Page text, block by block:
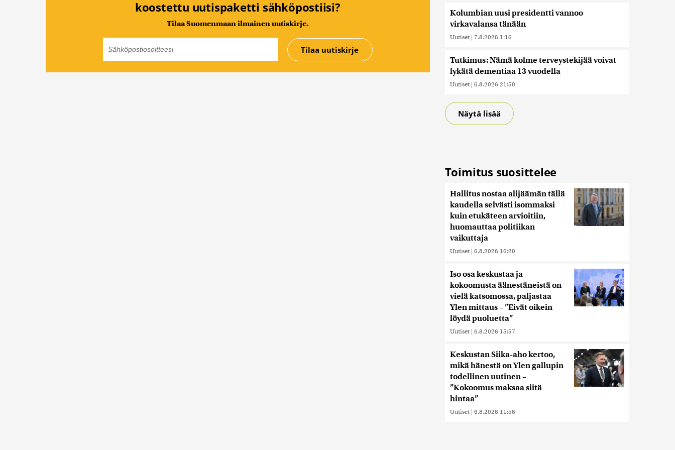
koostettu uutispaketti sähköpostiisi?
Tilaa Suomenmaan ilmainen uutiskirje.
Kolumbian uusi presidentti vannoo
virkavalansa tänään
Uutiset | 7.8.2026 1:16
Tutkimus: Nämä kolme terveystekijää voivat
lykätä dementiaa 13 vuodella
Uutiset | 6.8.2026 21:50
Näytä lisää
Toimitus suosittelee
Hallitus nostaa alijäämän tällä
kaudella selvästi isommaksi
kuin etukäteen arvioitiin,
huomauttaa politiikan
vaikuttaja
Uutiset | 6.8.2026 16:20
Iso osa keskustaa ja
kokoomusta äänestäneistä on
vielä katsomossa, paljastaa
Ylen mittaus – ”Eivät oikein
löydä puoluetta”
Uutiset | 6.8.2026 15:57
Keskustan Siika-aho kertoo,
mikä hänestä on Ylen gallupin
todellinen uutinen –
”Kokoomus maksaa siitä
hintaa”
Uutiset | 6.8.2026 11:56